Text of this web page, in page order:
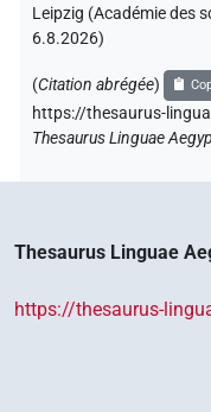
Leipzig (Académie des
6.8.2026)
(Citation abrégée)
https://thesaurus-
Thesaurus Linguae
Thesaurus Linguae
https://thesaurus-